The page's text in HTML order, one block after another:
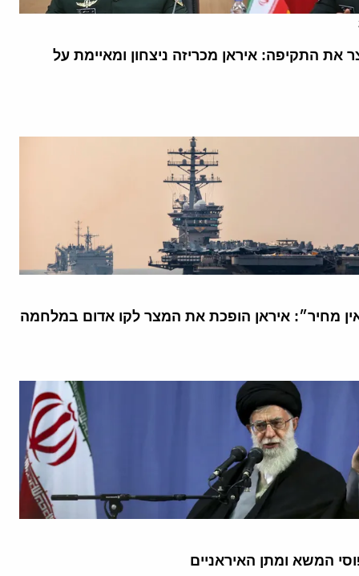
את התקיפה: איראן מכריזה ניצחון ומאיימת על
מחיר״: איראן הופכת את המצר לקו אדום במלחמה
המשא ומתן האיראניים